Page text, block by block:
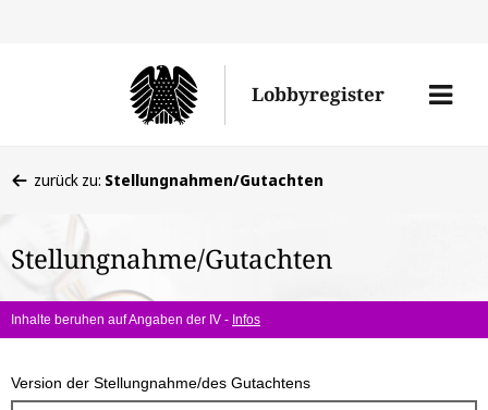
Lobbyregister
Menü
befinden
hier:
zurück zu: Stellungnahmen/Gutachten
Stellungnahme/Gutachten
Inhalte beruhen auf Angaben der IV - Infos
Version der Stellungnahme/des Gutachtens